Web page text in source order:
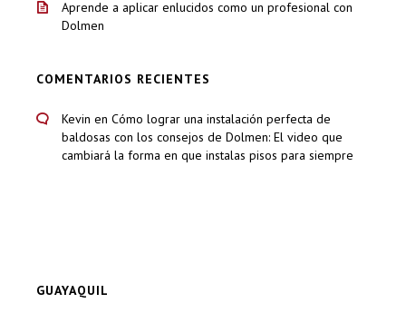
Aprende a aplicar enlucidos como un profesional con
Dolmen
COMENTARIOS RECIENTES
Kevin en Cómo lograr una instalación perfecta de
baldosas con los consejos de Dolmen: El video que
cambiará la forma en que instalas pisos para siempre
GUAYAQUIL